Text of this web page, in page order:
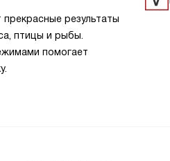
прекрасные результаты
птицы и рыбы.
помогает